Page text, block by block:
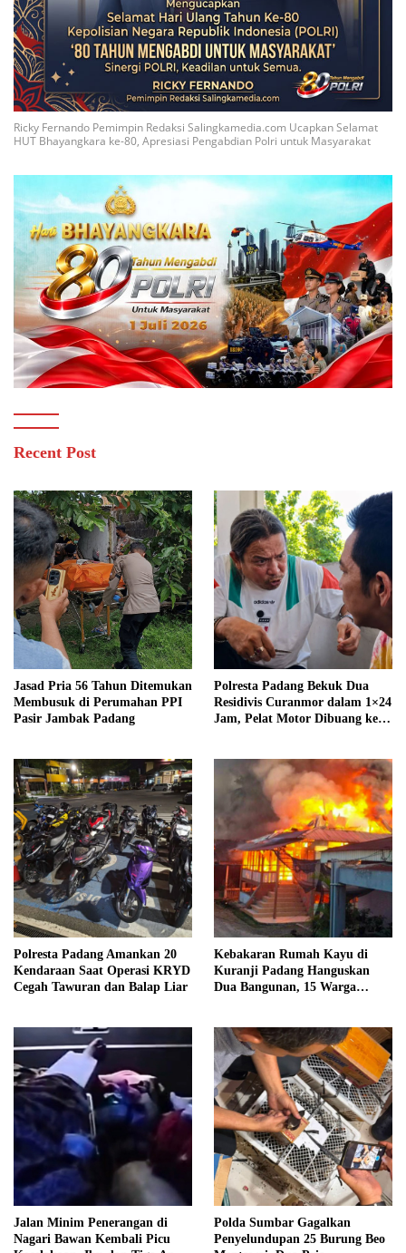
Ricky Fernando Pemimpin Redaksi Salingkamedia.com Ucapkan Selamat
HUT Bhayangkara ke-80, Apresiasi Pengabdian Polri untuk Masyarakat
Recent Post
Jasad Pria 56 Tahun Ditemukan
Membusuk di Perumahan PPI
Pasir Jambak Padang
Polresta Padang Bekuk Dua
Residivis Curanmor dalam 1×24
Jam, Pelat Motor Dibuang ke
Polresta Padang Amankan 20
Kendaraan Saat Operasi KRYD
Cegah Tawuran dan Balap Liar
Kebakaran Rumah Kayu di
Kuranji Padang Hanguskan
Dua Bangunan, 15 Warga
Jalan Minim Penerangan di
Nagari Bawan Kembali Picu
Polda Sumbar Gagalkan
Penyelundupan 25 Burung Beo